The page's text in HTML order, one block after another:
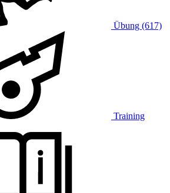
Übung (617)
Training